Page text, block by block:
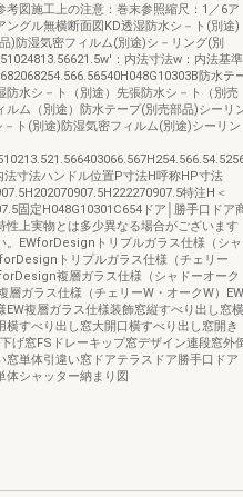
考図施工上の注意：巻末参照縮尺：1／6ア
ングル無横断面図KD透湿防水シ－ト(別途)
)防湿気密フィルム(別途)シ－リング(別
：内法寸法w：内法基準
防水テ
防水シ－ト（別途）先張防水シ－ト（別売
ルム（別途）防水テープ(別売部品)シーリ
ト(別途)防湿気密フィルム(別途)シーリン
法寸法ハンドル位置P寸法H呼称HP寸法
特注H＜
固定H048G10301C654ドア│勝手口ドア
性上実物とは多少異なる場合がございます
。EWforDesignトリプルガラス仕様（シャ
トリプルガラス仕様（チェリー
複層ガラス仕様（シャドーオーク
層ガラス仕様（チェリーW・オークW）EW
EW複層ガラス仕様装飾窓縦すべり出し窓横
横すべり出し窓大開口横すべり出し窓開き
げ窓FSドレーキップ窓デザイン連段窓外
窓単体引違い窓ドアテラスドア勝手口ドア
体シャッター納まり図